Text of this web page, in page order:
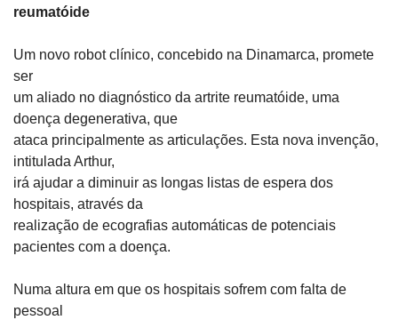
reumatóide
Um novo robot clínico, concebido na Dinamarca, promete
ser
um aliado no diagnóstico da artrite reumatóide, uma
doença degenerativa, que
ataca principalmente as articulações. Esta nova invenção,
intitulada Arthur,
irá ajudar a diminuir as longas listas de espera dos
hospitais, através da
realização de ecografias automáticas de potenciais
pacientes com a doença.
Numa altura em que os hospitais sofrem com falta de
pessoal